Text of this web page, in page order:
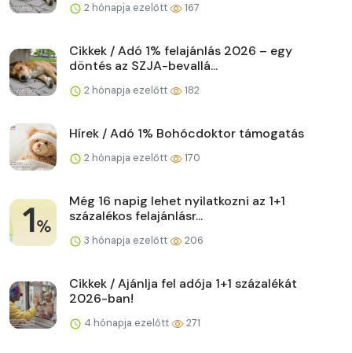
2 hónapja ezelőtt 167
Cikkek / Adó 1% felajánlás 2026 – egy
döntés az SZJA-bevallá...
2 hónapja ezelőtt 182
Hírek / Adó 1% Bohócdoktor támogatás
2 hónapja ezelőtt 170
Még 16 napig lehet nyilatkozni az 1+1
százalékos felajánlásr...
3 hónapja ezelőtt 206
Cikkek / Ajánlja fel adója 1+1 százalékát
2026-ban!
4 hónapja ezelőtt 271